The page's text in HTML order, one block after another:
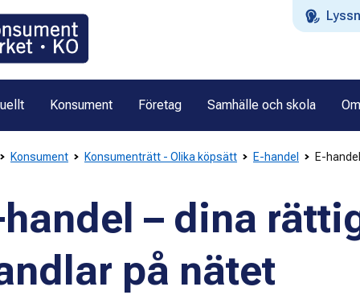
Konsument Företag Samhälle och skola
Konsument Konsumenträtt - Olika köpsätt E-handel E-
handel – dina
på nätet